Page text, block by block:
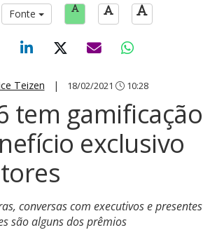
Fonte
Teizen | 18/02/2021 10:28
tem gamificação
exclusivo
conversas com executivos e presentes
são alguns dos prêmios